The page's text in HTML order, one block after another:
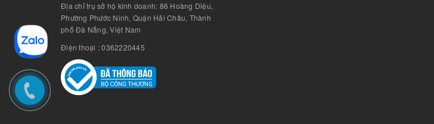
Địa chỉ trụ sở hộ kinh doanh: 86 Hoàng Diệu,
Phường Phước Ninh, Quận Hải Châu, Thành
phố Đà Nẵng, Việt Nam
Điện thoại : 0362220445